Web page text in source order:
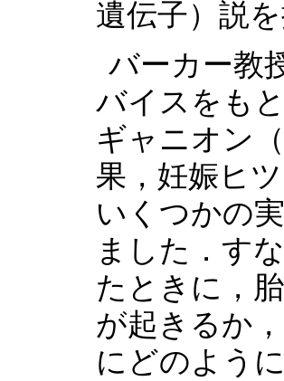
遺伝子）説
バーカー教
バイスをも
ギャニオン
果，妊娠ヒ
いくつかの
ました．す
たときに，
が起きるか
にどのよう